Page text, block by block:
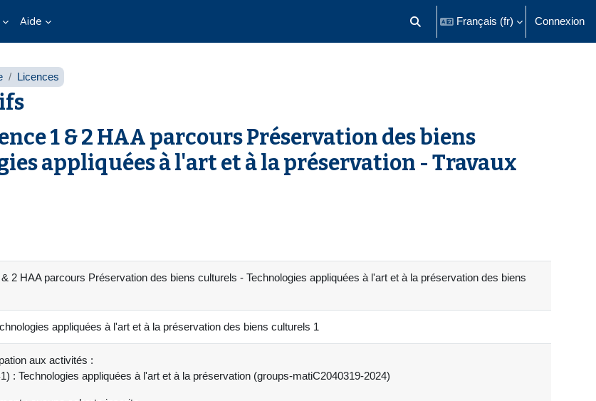
Aide Activer/désactiver la saisie de
Français ‎(fr)‎ Connexion
Licences
1 & 2 HAA parcours Préservation des biens
appliquées à l'art et à la préservation - Travaux
2 HAA parcours Préservation des biens culturels - Technologies appliquées à l'art et à la préservation des biens
appliquées à l'art et à la préservation des biens culturels 1
aux activités :
: Technologies appliquées à l'art et à la préservation (groups-matiC2040319-2024)